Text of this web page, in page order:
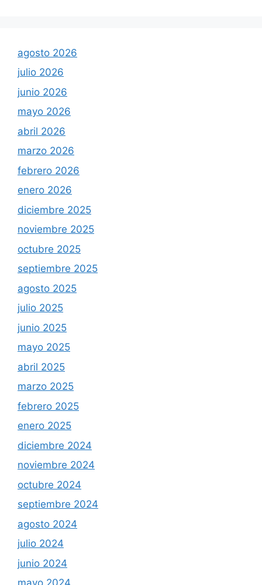
agosto 2026
julio 2026
junio 2026
mayo 2026
abril 2026
marzo 2026
febrero 2026
enero 2026
diciembre 2025
noviembre 2025
octubre 2025
septiembre 2025
agosto 2025
julio 2025
junio 2025
mayo 2025
abril 2025
marzo 2025
febrero 2025
enero 2025
diciembre 2024
noviembre 2024
octubre 2024
septiembre 2024
agosto 2024
julio 2024
junio 2024
mayo 2024